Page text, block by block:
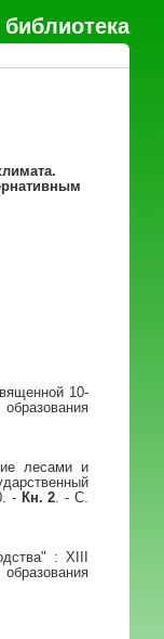
10-
лесами и
- Кн. 2. - С.
: XIII